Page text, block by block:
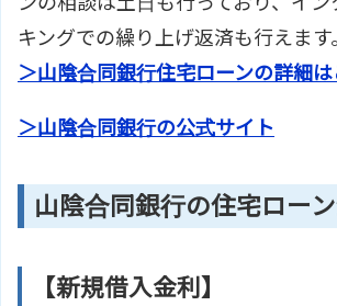
キングでの繰り上げ返済も行えます
＞山陰合同銀行住宅ローンの詳細
＞山陰合同銀行の公式サイト
山陰合同銀行の住宅ロー
【新規借入金利】